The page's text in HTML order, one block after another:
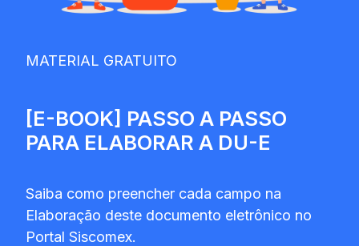
MATERIAL GRATUITO
[E-BOOK] PASSO A PASSO
PARA ELABORAR A DU-E
Saiba como preencher cada campo na
Elaboração deste documento eletrônico no
Portal Siscomex.